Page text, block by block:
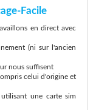
Facile
en direct avec
(ni sur l'ancien
nous suffisent
celui d'origine et
une carte sim